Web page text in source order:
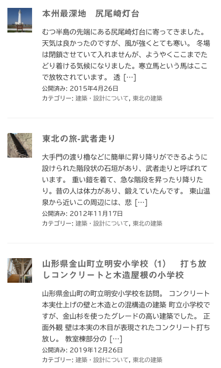
本州最深地 尻尾崎灯台
むつ半島の先端にある尻尾崎灯台に寄ってきました。
天気は良かったのですが、風が強くとても寒い。 冬場
は閉鎖させていて入れませんが、ようやくここまでた
どり着ける気候になりました。寒立馬という馬はここ
で放牧されています。 透 […]
公開済み: 2015年4月26日
カテゴリー: 建築・設計について 東北の建築
東北の旅-武者走り
大手門の渡り櫓などに簡単に昇り降りができるように
設けられた階段状の石垣があり、武者走りと呼ばれて
います。 重い鎧を着て、急な階段を昇ったり降りた
り。昔の人は体力があり、鍛えていたんです。 東山温
泉から近いこの周辺には、悲 […]
公開済み: 2012年11月17日
カテゴリー: 建築・設計について 東北の建築
山形県金山町立明安小学校（1） 打ち放
しコンクリートと木造屋根の小学校
山形県金山町の町立明安小学校を訪問。 コンクリート
本実仕上げの壁と木造との混構造の建築 町立小学校で
すが、金山杉を使ったグレードの高い建築でした。 正
面外観 壁は本実の木目が表現されたコンクリート打ち
放し。 教室棟部分の […]
公開済み: 2019年12月26日
カテゴリー: 建築・設計について 東北の建築